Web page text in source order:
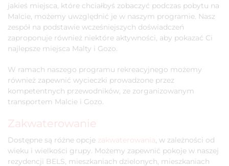
jakieś miejsca, które chciałbyś zobaczyć podczas pobytu na
Malcie, możemy uwzględnić je w naszym programie. Nasz
zespół na podstawie wcześniejszych doświadczeń
zaproponuje również niektóre aktywności, aby pokazać Ci
najlepsze miejsca Malty i Gozo.
W ramach naszego programu rekreacyjnego możemy
również zapewnić wycieczki prowadzone przez
kompetentnych przewodników, ze zorganizowanym
transportem Malcie i Gozo.
Zakwaterowanie
Dostępne są różne opcje zakwaterowania, w zależności od
wieku i wielkości grupy. Możemy zapewnić pokoje w naszej
rezydencji BELS, mieszkaniach dzielonych, mieszkaniach